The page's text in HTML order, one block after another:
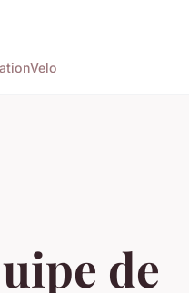
Velo
de